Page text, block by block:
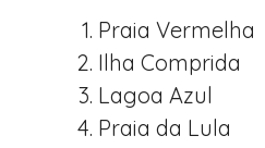
Praia Vermelha
Ilha Comprida
Lagoa Azul
Praia da Lula